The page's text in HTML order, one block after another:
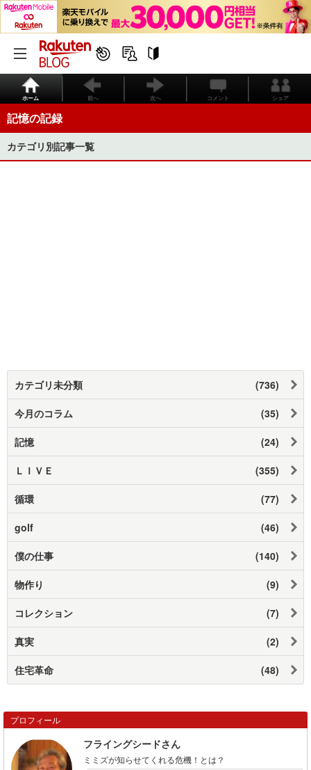
ホーム 前へ 次へ コメント シェア
記憶の記録
カテゴリ別記事一覧
カテゴリ未分類 (736)
今月のコラム (35)
記憶 (24)
ＬＩＶＥ (355)
循環 (77)
golf (46)
僕の仕事 (140)
物作り (9)
コレクション (7)
真実 (2)
住宅革命 (48)
プロフィール
フライングシードさん
ミミズが知らせてくれる危機！とは？